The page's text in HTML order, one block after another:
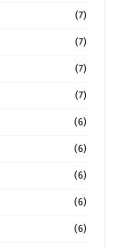
(7)
(7)
(7)
(7)
(6)
(6)
(6)
(6)
(6)